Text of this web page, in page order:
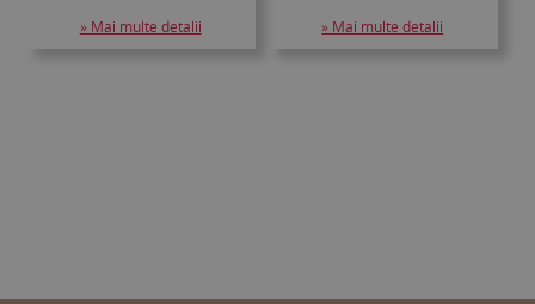
» Mai multe detalii » Mai multe detalii